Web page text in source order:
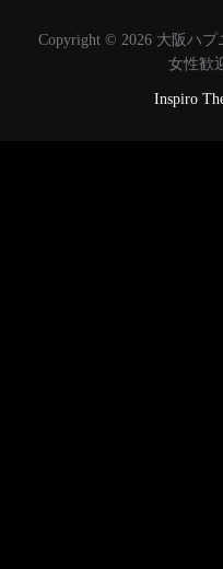
Copyright © 2026 大阪ハプ
女性歓
Inspiro